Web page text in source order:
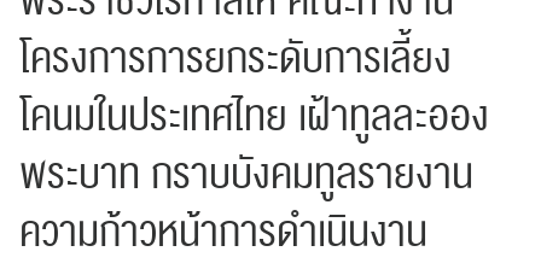
โครงการการยกระดับการเลี้ยง
โคนมในประเทศไทย เฝ้าทูลละออง
พระบาท กราบบังคมทูลรายงาน
ความก้าวหน้าการดำเนินงาน